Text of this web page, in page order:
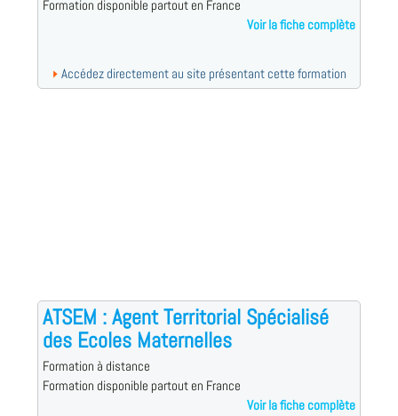
Formation disponible partout en France
Voir la fiche complète
Accédez directement au site présentant cette formation
ATSEM : Agent Territorial Spécialisé
des Ecoles Maternelles
Formation à distance
Formation disponible partout en France
Voir la fiche complète